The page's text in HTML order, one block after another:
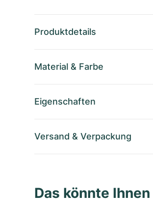
Produktdetails
Material & Farbe
Eigenschaften
Versand & Verpackung
Das könnte